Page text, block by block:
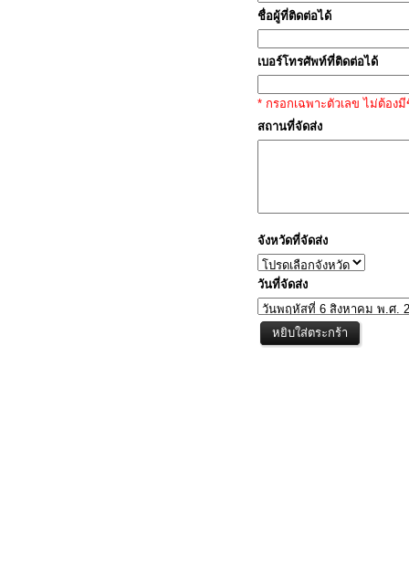
ชื่อผู้ที่ติดต่อได้
เบอร์โทรศัพท์ที่ติดต่อได้
* กรอกเฉพาะตัวเลข ไม่ต้อง
สถานที่จัดส่ง
จังหวัดที่จัดส่ง
วันที่จัดส่ง